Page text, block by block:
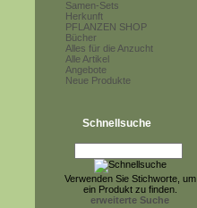
Samen-Sets
Herkunft
PFLANZEN SHOP
Bücher
Alles für die Anzucht
Alle Artikel
Angebote
Neue Produkte
Schnellsuche
Verwenden Sie Stichworte, um
ein Produkt zu finden.
erweiterte Suche